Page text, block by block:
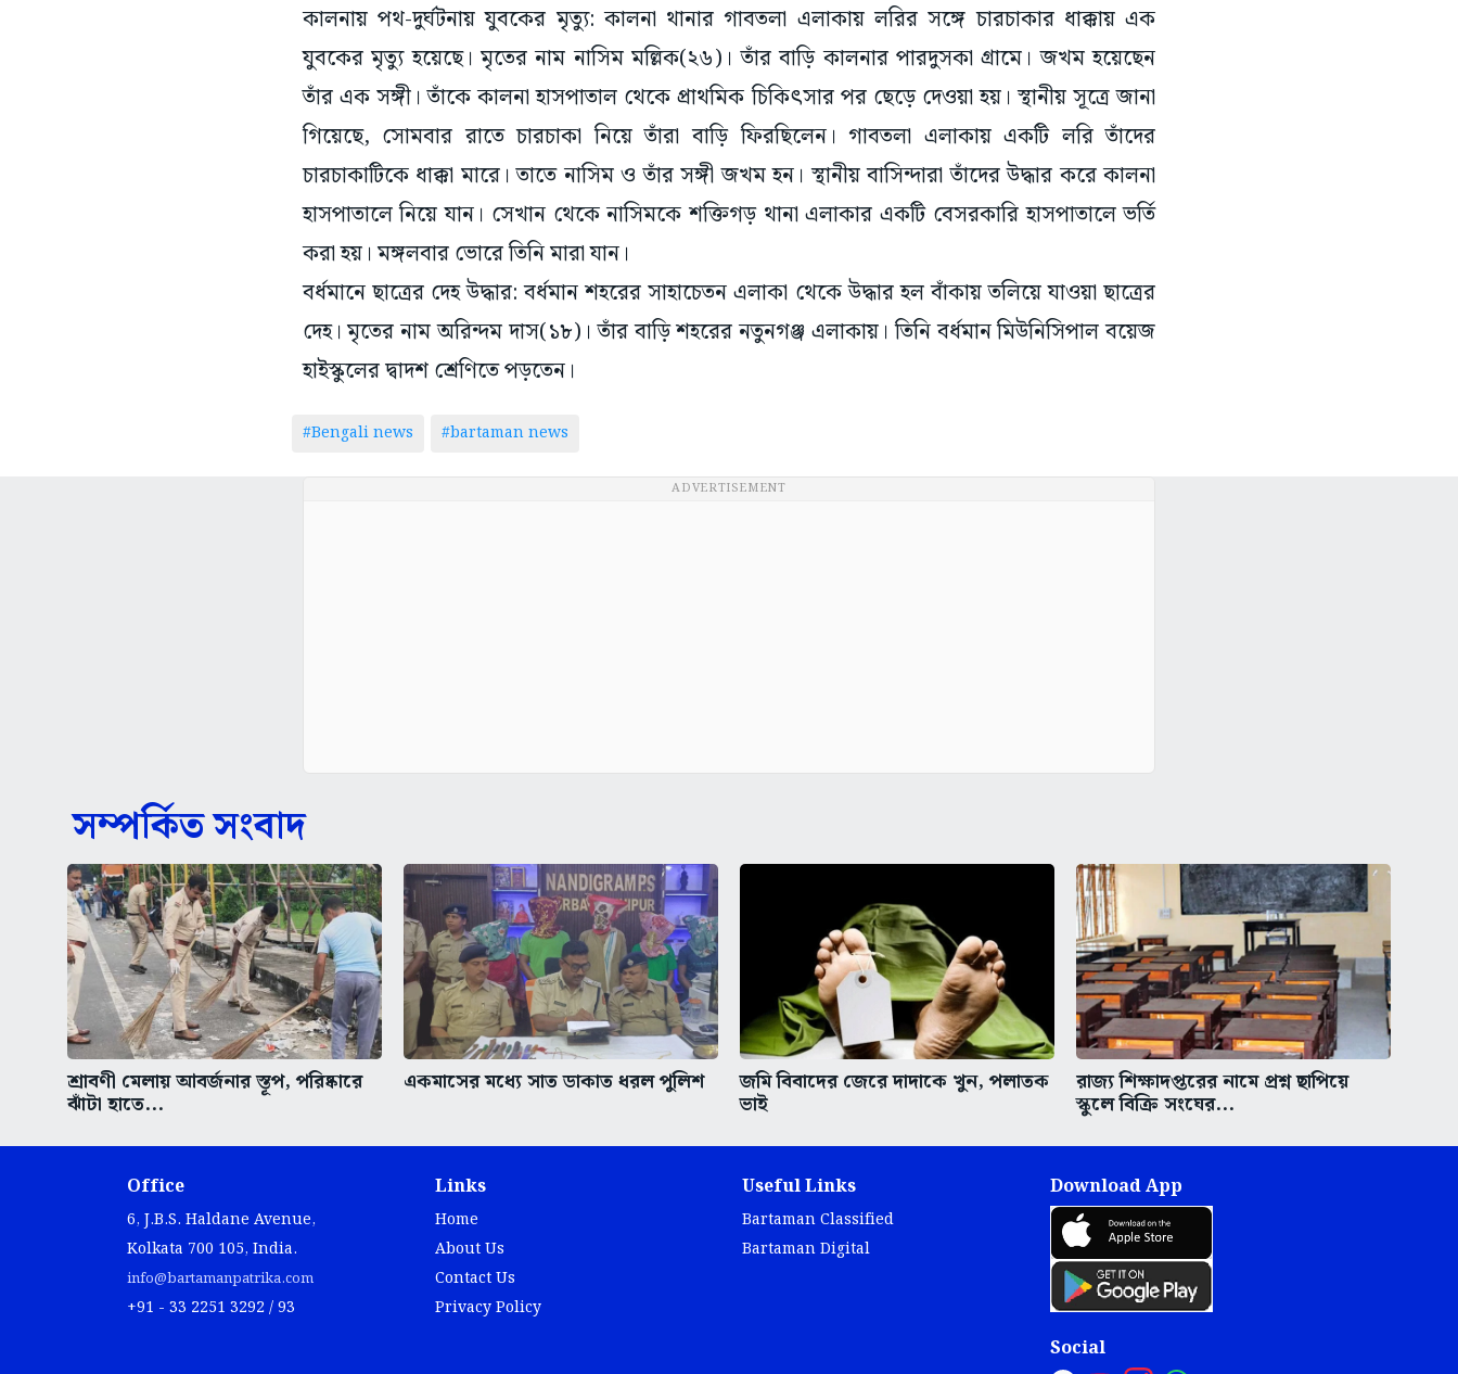
কালনায় পথ-দুর্ঘটনায় যুবকের মৃত্যু: কালনা থানার গাবতলা এলাকায় লরির সঙ্গে চারচাকার ধাক্কায় এক
যুবকের মৃত্যু হয়েছে। মৃতের নাম নাসিম মল্লিক(২৬)। তাঁর বাড়ি কালনার পারদুসকা গ্রামে। জখম হয়েছেন
তাঁর এক সঙ্গী। তাঁকে কালনা হাসপাতাল থেকে প্রাথমিক চিকিৎসার পর ছেড়ে দেওয়া হয়। স্থানীয় সূত্রে জানা
গিয়েছে, সোমবার রাতে চারচাকা নিয়ে তাঁরা বাড়ি ফিরছিলেন। গাবতলা এলাকায় একটি লরি তাঁদের
চারচাকাটিকে ধাক্কা মারে। তাতে নাসিম ও তাঁর সঙ্গী জখম হন। স্থানীয় বাসিন্দারা তাঁদের উদ্ধার করে কালনা
হাসপাতালে নিয়ে যান। সেখান থেকে নাসিমকে শক্তিগড় থানা এলাকার একটি বেসরকারি হাসপাতালে ভর্তি
করা হয়। মঙ্গলবার ভোরে তিনি মারা যান।
বর্ধমানে ছাত্রের দেহ উদ্ধার: বর্ধমান শহরের সাহাচেতন এলাকা থেকে উদ্ধার হল বাঁকায় তলিয়ে যাওয়া ছাত্রের
দেহ। মৃতের নাম অরিন্দম দাস(১৮)। তাঁর বাড়ি শহরের নতুনগঞ্জ এলাকায়। তিনি বর্ধমান মিউনিসিপাল বয়েজ
হাইস্কুলের দ্বাদশ শ্রেণিতে পড়তেন।
#Bengali news #bartaman news
ADVERTISEMENT
সম্পর্কিত সংবাদ
শ্রাবণী মেলায় আবর্জনার স্তূপ, পরিষ্কারে
ঝাঁটা হাতে...
একমাসের মধ্যে সাত ডাকাত ধরল পুলিশ জমি বিবাদের জেরে দাদাকে খুন, পলাতক
ভাই
রাজ্য শিক্ষাদপ্তরের নামে প্রশ্ন ছাপিয়ে
স্কুলে বিক্রি সংঘের...
Office
6, J.B.S. Haldane Avenue,
Kolkata 700 105, India.
info@bartamanpatrika.com
+91 - 33 2251 3292 / 93
Links
Home
About Us
Contact Us
Privacy Policy
Useful Links
Bartaman Classified
Bartaman Digital
Download App
Social